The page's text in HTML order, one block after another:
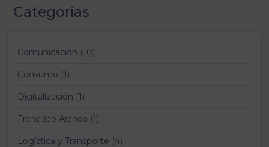
Categorías
Comunicación (10)
Consumo (1)
Digitalización (1)
Francisco Aranda (1)
Logística y Transporte (4)